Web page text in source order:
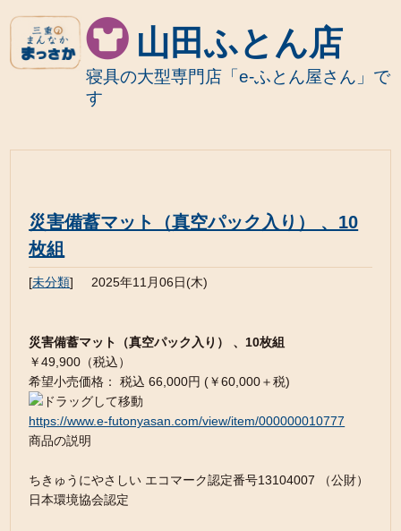
山田ふとん店
寝具の大型専門店「e-ふとん屋さん」で
す
災害備蓄マット（真空パック入り） 、10
枚組
[未分類] 2025年11月06日(木)
災害備蓄マット（真空パック入り） 、10枚組
￥49,900（税込）
希望小売価格： 税込 66,000円 (￥60,000＋税)
https://www.e-futonyasan.com/view/item/000000010777
商品の説明
ちきゅうにやさしい エコマーク認定番号13104007 （公財）
日本環境協会認定